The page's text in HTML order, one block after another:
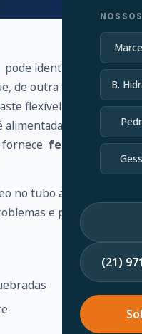
B.
(21)
pode identificar vários
de outra forma,
flexível conectada a
através de
feedback de
no tubo ajudam a
e possíveis